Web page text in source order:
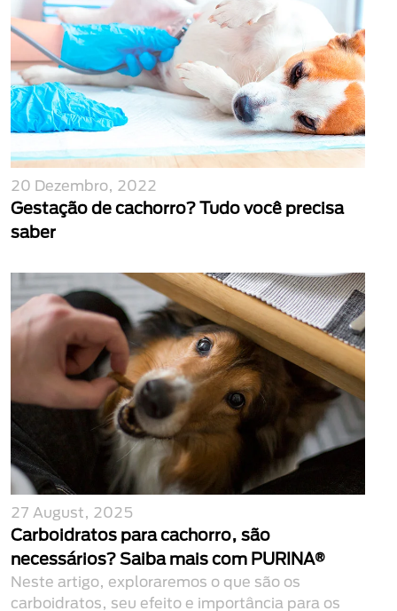
20 Dezembro, 2022
Gestação de cachorro? Tudo você precisa
saber
27 August, 2025
Carboidratos para cachorro, são
necessários? Saiba mais com PURINA®
Neste artigo, exploraremos o que são os
carboidratos, seu efeito e importância para os